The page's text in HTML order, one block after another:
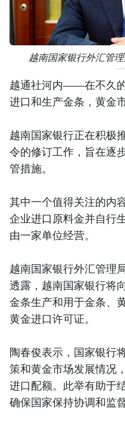
越南国家银行外汇管
越通社河内——在不久
进口和生产金条，黄金
越南国家银行正在积极
令的修订工作，旨在逐
管措施。
其中一个值得关注的内
企业进口原料金并自行
由一家单位经营。
越南国家银行外汇管理
透露，越南国家银行将
金条生产和用于金条、
黄金进口许可证。
陶春俊表示，国家银行
策和黄金市场发展情况
进口配额。此举有助于
确保国家保持协调和监督